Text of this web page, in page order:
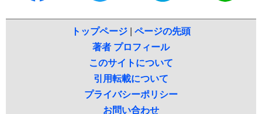
トップページ
ページの先頭
著者 プロフィール
このサイトについて
引用転載について
プライバシーポリシー
お問い合わせ